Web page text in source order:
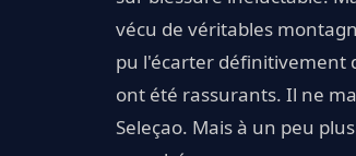
vécu de véritables
pu l'écarter définitivement
ont été rassurants. Il ne
Seleçao. Mais à un peu